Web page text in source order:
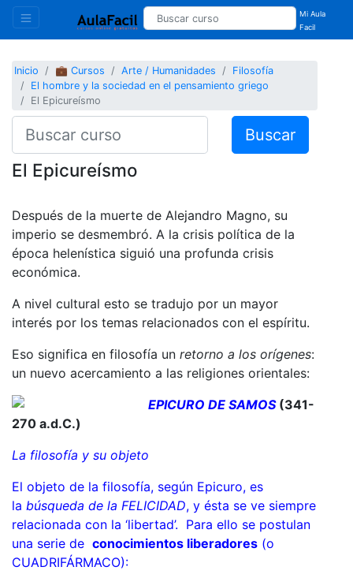
Mi Aula
Facil
Inicio 💼 Cursos Arte / Humanidades
Filosofía
El hombre y la sociedad en el pensamiento griego
El Epicureísmo
Buscar
El Epicureísmo
Después de la muerte de Alejandro Magno, su
imperio se desmembró. A la crisis política de la
época helenística siguió una profunda crisis
económica.
A nivel cultural esto se tradujo por un mayor
interés por los temas relacionados con el espíritu.
Eso significa en filosofía un retorno a los orígenes:
un nuevo acercamiento a las religiones orientales:
EPICURO DE SAMOS(341-
270 a.d.C.)
La filosofía y su objeto
El objeto de la filosofía, según Epicuro, es
la búsqueda de la FELICIDAD, y ésta se ve siempre
relacionada con la ‘libertad’. Para ello se postulan
una serie de conocimientos liberadores (o
CUADRIFÁRMACO):